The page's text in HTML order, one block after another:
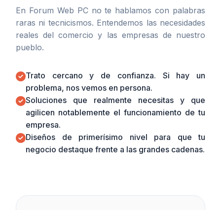
En Forum Web PC no te hablamos con palabras
raras ni tecnicismos. Entendemos las necesidades
reales del comercio y las empresas de nuestro
pueblo.
Trato cercano y de confianza. Si hay un
problema, nos vemos en persona.
Soluciones que realmente necesitas y que
agilicen notablemente el funcionamiento de tu
empresa.
Diseños de primerísimo nivel para que tu
negocio destaque frente a las grandes cadenas.